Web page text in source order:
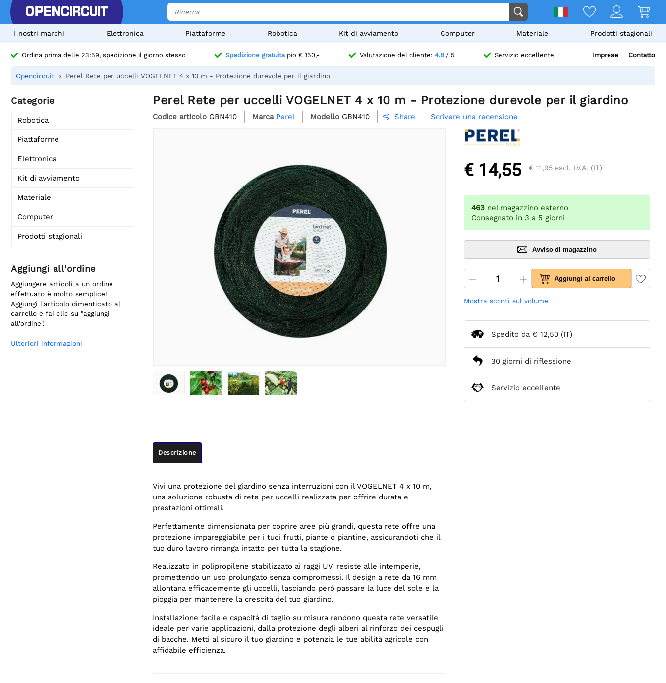
I nostri marchi Elettronica Piattaforme Robotica Kit di avviamento Computer Materiale Prodotti stagionali
Ordina prima delle 23:59, spedizione il giorno stesso Spedizione gratuitapio € 150,- Valutazione del cliente: 4.8/ 5 Servizio eccellente Imprese Contatto
Opencircuit Perel Rete per uccelli VOGELNET 4 x 10 m - Protezione durevole per il giardino
Categorie
Robotica
Piattaforme
Elettronica
Kit di avviamento
Materiale
Computer
Prodotti stagionali
Aggiungi all'ordine
Aggiungere articoli a un ordine
effettuato è molto semplice!
Aggiungi l'articolo dimenticato al
carrello e fai clic su "aggiungi
all'ordine".
Ulteriori informazioni
Perel Rete per uccelli VOGELNET 4 x 10 m - Protezione durevole per il giardino
Codice articolo GBN410 Marca Perel Modello GBN410  Share Scrivere una recensione
Descrizione
Vivi una protezione del giardino senza interruzioni con il VOGELNET 4 x 10 m,
una soluzione robusta di rete per uccelli realizzata per offrire durata e
prestazioni ottimali.
Perfettamente dimensionata per coprire aree più grandi, questa rete offre una
protezione impareggiabile per i tuoi frutti, piante o piantine, assicurandoti che il
tuo duro lavoro rimanga intatto per tutta la stagione.
Realizzato in polipropilene stabilizzato ai raggi UV, resiste alle intemperie,
promettendo un uso prolungato senza compromessi. Il design a rete da 16 mm
allontana efficacemente gli uccelli, lasciando però passare la luce del sole e la
pioggia per mantenere la crescita del tuo giardino.
Installazione facile e capacità di taglio su misura rendono questa rete versatile
ideale per varie applicazioni, dalla protezione degli alberi al rinforzo dei cespugli
di bacche. Metti al sicuro il tuo giardino e potenzia le tue abilità agricole con
affidabile efficienza.
€ 14,55 € 11,95 escl. I.V.A. (IT)
463 nel magazzino esterno
Consegnato in 3 a 5 giorni
Avviso di magazzino
Aggiungi al carrello
Mostra sconti sul volume
Spedito da € 12,50 (IT)
30 giorni di riflessione
Servizio eccellente